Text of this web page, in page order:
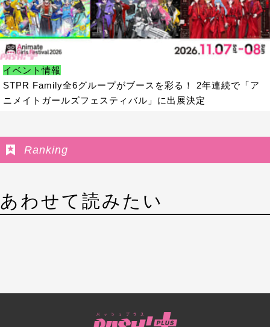
イベント情報
STPR Family全6グループがブースを彩る！ 2年連続で「ア
ニメイトガールズフェスティバル」に出展決定
Ranking
あわせて読みたい